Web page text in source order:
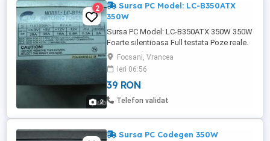
2
2
Sursa PC Model: LC-B350ATX
350W
Sursa PC Model: LC-B350ATX 350W 350W
Foarte silentioasa Full testata Poze reale.
Pret: 39 Lei Tel: 0766 501 660
Focsani, Vrancea
ieri 06:56
39 RON
Telefon validat
Sursa PC Codegen 350W